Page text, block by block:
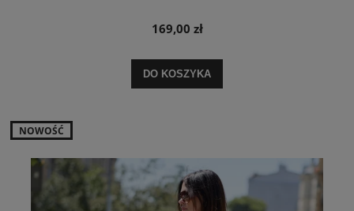
169,00 zł
DO KOSZYKA
NOWOŚĆ